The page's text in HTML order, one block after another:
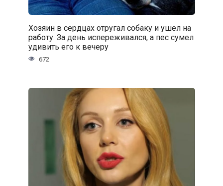
Хозяин в сердцах отругал собаку и ушел на
работу. За день испереживался, а пес сумел
удивить его к вечеру
672